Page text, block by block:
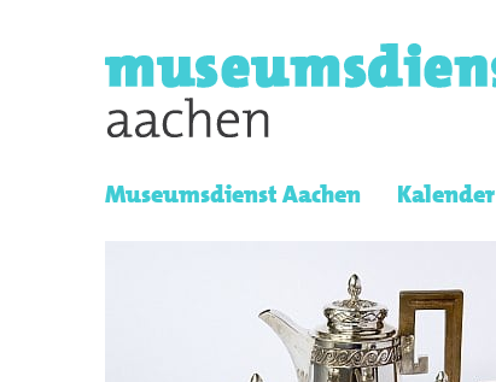
Museumsdienst Aachen Kalender